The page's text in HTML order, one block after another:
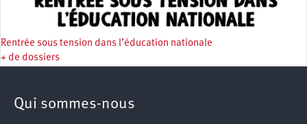
Rentrée sous tension dans l’éducation nationale
+ de dossiers
Qui sommes-nous